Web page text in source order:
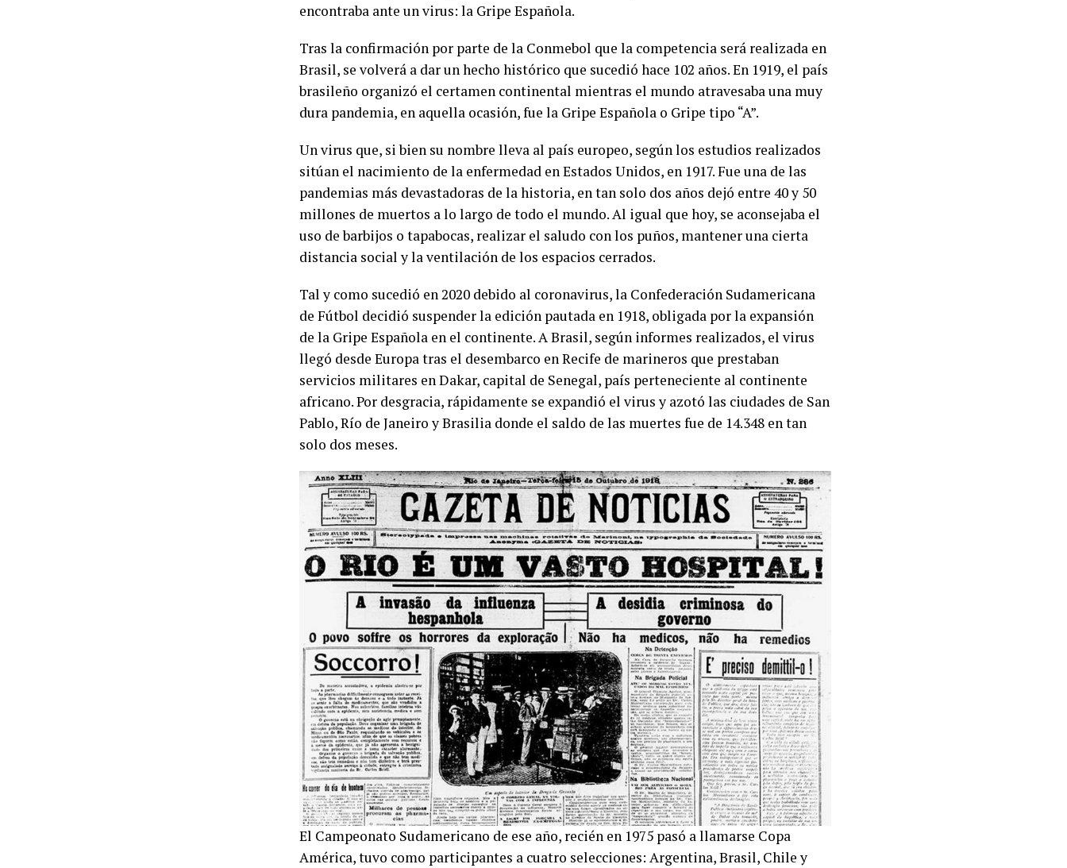
encontraba ante un virus: la Gripe Española.
Tras la confirmación por parte de la Conmebol que la competencia será realizada en
Brasil, se volverá a dar un hecho histórico que sucedió hace 102 años. En 1919, el país
brasileño organizó el certamen continental mientras el mundo atravesaba una muy
dura pandemia, en aquella ocasión, fue la Gripe Española o Gripe tipo “A”.
Un virus que, si bien su nombre lleva al país europeo, según los estudios realizados
sitúan el nacimiento de la enfermedad en Estados Unidos, en 1917. Fue una de las
pandemias más devastadoras de la historia, en tan solo dos años dejó entre 40 y 50
millones de muertos a lo largo de todo el mundo. Al igual que hoy, se aconsejaba el
uso de barbijos o tapabocas, realizar el saludo con los puños, mantener una cierta
distancia social y la ventilación de los espacios cerrados.
Tal y como sucedió en 2020 debido al coronavirus, la Confederación Sudamericana
de Fútbol decidió suspender la edición pautada en 1918, obligada por la expansión
de la Gripe Española en el continente. A Brasil, según informes realizados, el virus
llegó desde Europa tras el desembarco en Recife de marineros que prestaban
servicios militares en Dakar, capital de Senegal, país perteneciente al continente
africano. Por desgracia, rápidamente se expandió el virus y azotó las ciudades de San
Pablo, Río de Janeiro y Brasilia donde el saldo de las muertes fue de 14.348 en tan
solo dos meses.
El Campeonato Sudamericano de ese año, recién en 1975 pasó a llamarse Copa
América, tuvo como participantes a cuatro selecciones: Argentina, Brasil, Chile y